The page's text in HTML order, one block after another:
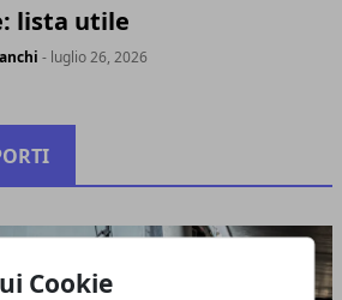
Cookie
lista utile
- luglio 26, 2026